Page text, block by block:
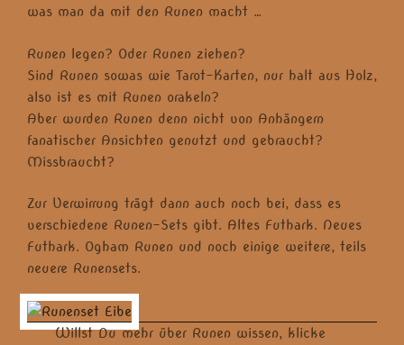
was man da mit den Runen macht …
Runen legen? Oder Runen ziehen?
Sind Runen sowas wie Tarot-Karten, nur halt aus Holz,
also ist es mit Runen orakeln?
Aber wurden Runen denn nicht von Anhängern
fanatischer Ansichten genutzt und gebraucht?
Missbraucht?
Zur Verwirrung trägt dann auch noch bei, dass es
verschiedene Runen-Sets gibt. Altes Futhark. Neues
Futhark. Ogham Runen und noch einige weitere, teils
neuere Runensets.
Willst Du mehr über Runen wissen, klicke